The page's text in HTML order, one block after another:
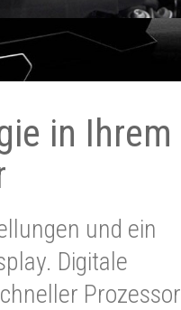
in Ihrem
und ein
Digitale
Prozessor